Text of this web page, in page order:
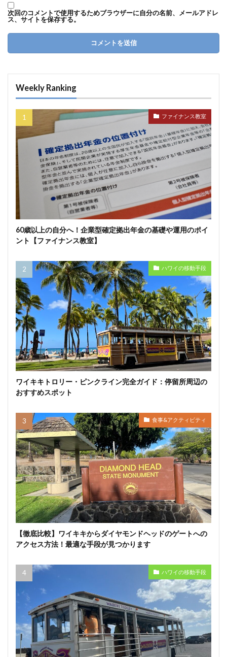
次回のコメントで使用するためブラウザーに自分の名前、メールアドレ
ス、サイトを保存する。
Weekly Ranking
ファイナンス教室
60歳以上の自分へ！企業型確定拠出年金の基礎や運用のポイ
ント【ファイナンス教室】
ハワイの移動手段
ワイキキトロリー・ピンクライン完全ガイド：停留所周辺の
おすすめスポット
食事&アクティビティ
【徹底比較】ワイキキからダイヤモンドヘッドのゲートへの
アクセス方法！最適な手段が見つかります
ハワイの移動手段